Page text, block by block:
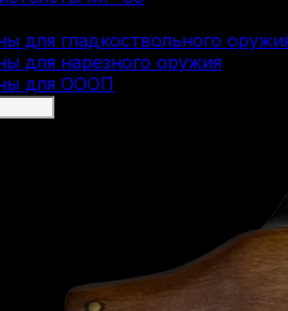
для гладкоствольного
для нарезного оружия
для ОООП